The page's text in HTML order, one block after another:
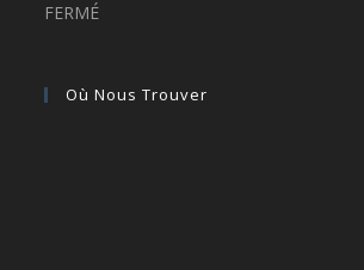
FERMÉ
Où Nous Trouver